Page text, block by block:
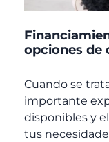
opciones de
Cuando se
importante
disponibles y
tus